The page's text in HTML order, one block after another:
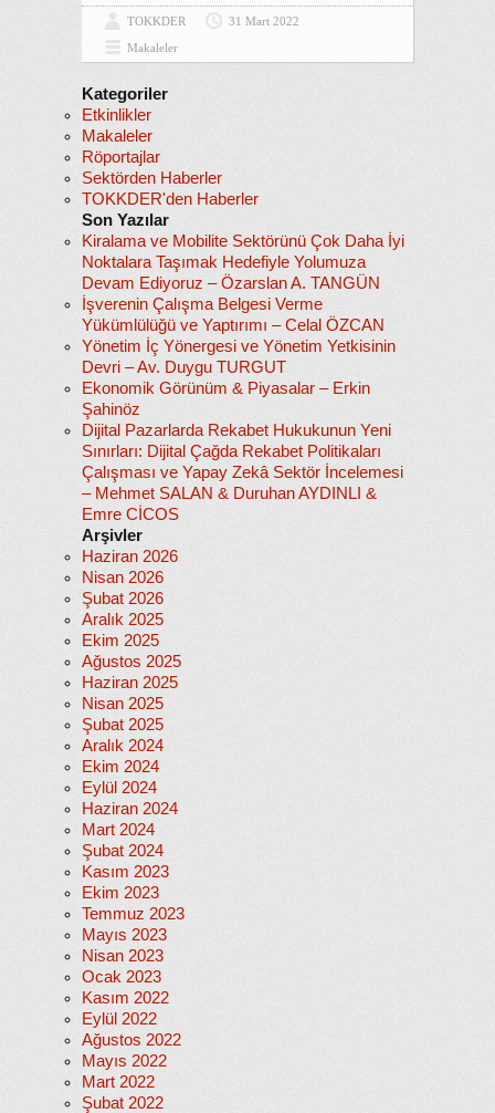
TOKKDER
31 Mart 2022
Makaleler
Kategoriler
Etkinlikler
Makaleler
Röportajlar
Sektörden Haberler
TOKKDER'den Haberler
Son Yazılar
Kiralama ve Mobilite Sektörünü Çok Daha İyi
Noktalara Taşımak Hedefiyle Yolumuza
Devam Ediyoruz – Özarslan A. TANGÜN
İşverenin Çalışma Belgesi Verme
Yükümlülüğü ve Yaptırımı – Celal ÖZCAN
Yönetim İç Yönergesi ve Yönetim Yetkisinin
Devri – Av. Duygu TURGUT
Ekonomik Görünüm & Piyasalar – Erkin
Şahinöz
Dijital Pazarlarda Rekabet Hukukunun Yeni
Sınırları: Dijital Çağda Rekabet Politikaları
Çalışması ve Yapay Zekâ Sektör İncelemesi
– Mehmet SALAN & Duruhan AYDINLI &
Emre CİCOS
Arşivler
Haziran 2026
Nisan 2026
Şubat 2026
Aralık 2025
Ekim 2025
Ağustos 2025
Haziran 2025
Nisan 2025
Şubat 2025
Aralık 2024
Ekim 2024
Eylül 2024
Haziran 2024
Mart 2024
Şubat 2024
Kasım 2023
Ekim 2023
Temmuz 2023
Mayıs 2023
Nisan 2023
Ocak 2023
Kasım 2022
Eylül 2022
Ağustos 2022
Mayıs 2022
Mart 2022
Şubat 2022